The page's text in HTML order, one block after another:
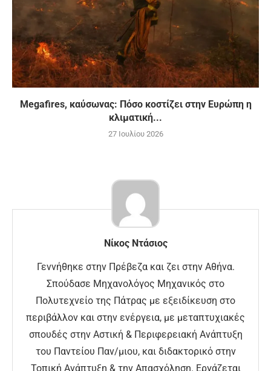
Megafires, καύσωνας: Πόσο κοστίζει στην Ευρώπη η
κλιματική...
27 Ιουλίου 2026
Νίκος Ντάσιος
Γεννήθηκε στην Πρέβεζα και ζει στην Αθήνα.
Σπούδασε Μηχανολόγος Μηχανικός στο
Πολυτεχνείο της Πάτρας με εξειδίκευση στο
περιβάλλον και στην ενέργεια, με μεταπτυχιακές
σπουδές στην Αστική & Περιφερειακή Ανάπτυξη
του Παντείου Παν/μιου, και διδακτορικό στην
Τοπική Ανάπτυξη & την Απασχόληση. Εργάζεται